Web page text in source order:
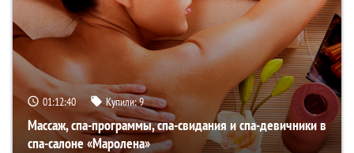
01:12:39 Купили:9
Массаж, спа-программы, спа-свидания и спа-девичники в
спа-салоне «Маролена»